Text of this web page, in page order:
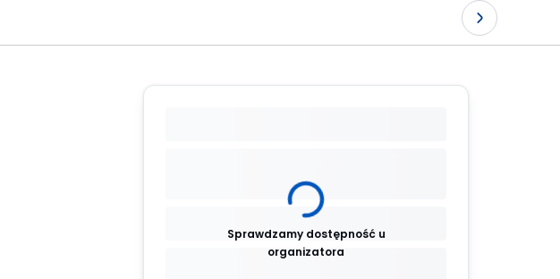
Sprawdzamy dostępność u
organizatora